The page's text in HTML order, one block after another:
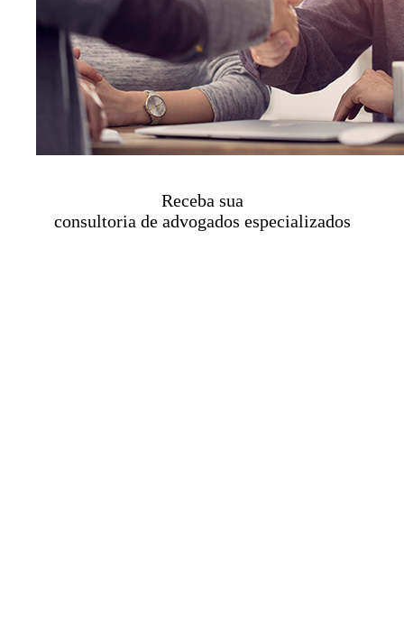
Receba sua
consultoria de advogados especializados